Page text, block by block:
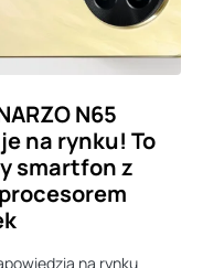
N65
na rynku! To
smartfon z
na rynku